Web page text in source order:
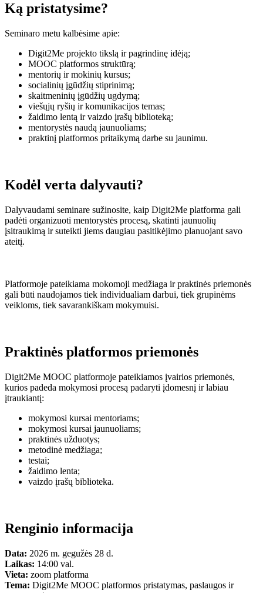
Ką pristatysime?
Seminaro metu kalbėsime apie:
Digit2Me projekto tikslą ir pagrindinę idėją;
MOOC platformos struktūrą;
mentorių ir mokinių kursus;
socialinių įgūdžių stiprinimą;
skaitmeninių įgūdžių ugdymą;
viešųjų ryšių ir komunikacijos temas;
žaidimo lentą ir vaizdo įrašų biblioteką;
mentorystės naudą jaunuoliams;
praktinį platformos pritaikymą darbe su jaunimu.
Kodėl verta dalyvauti?
Dalyvaudami seminare sužinosite, kaip Digit2Me platforma gali
padėti organizuoti mentorystės procesą, skatinti jaunuolių
įsitraukimą ir suteikti jiems daugiau pasitikėjimo planuojant savo
ateitį.
Platformoje pateikiama mokomoji medžiaga ir praktinės priemonės
gali būti naudojamos tiek individualiam darbui, tiek grupinėms
veikloms, tiek savarankiškam mokymuisi.
Praktinės platformos priemonės
Digit2Me MOOC platformoje pateikiamos įvairios priemonės,
kurios padeda mokymosi procesą padaryti įdomesnį ir labiau
įtraukiantį:
mokymosi kursai mentoriams;
mokymosi kursai jaunuoliams;
praktinės užduotys;
metodinė medžiaga;
testai;
žaidimo lenta;
vaizdo įrašų biblioteka.
Renginio informacija
Data: 2026 m. gegužės 28 d.
Laikas: 14:00 val.
Vieta: zoom platforma
Tema: Digit2Me MOOC platformos pristatymas, paslaugos ir